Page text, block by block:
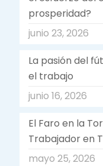
prosperidad?
junio 23, 2026
La pasión del
el trabajo
junio 16, 2026
El Faro en la
Trabajador en
mayo 25, 2026